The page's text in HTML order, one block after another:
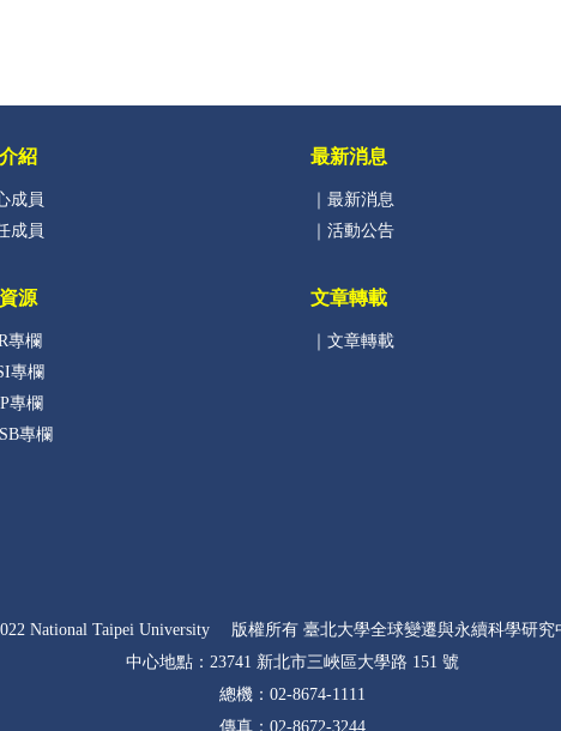
紹
成員
成員
最新消息
｜最新消息
｜活動公告
源
專欄
專欄
專欄
專欄
文章轉載
｜文章轉載
National Taipei University 版權所有 臺北大學全球變遷與永續科學研
中心地點：23741 新北市三峽區大學路 151 號
總機：02-8674-1111
傳真：02-8672-3244